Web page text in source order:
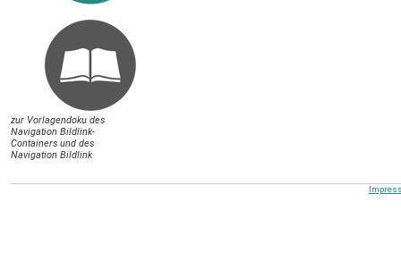
zur Vorlagendoku des
Navigation Bildlink-
Containers und des
Navigation Bildlink